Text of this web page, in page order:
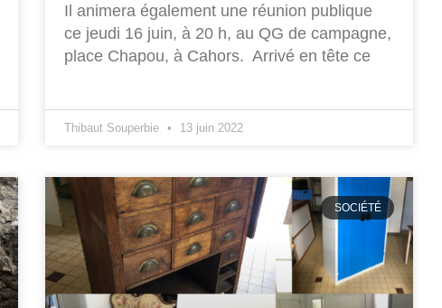
Il animera également une réunion publique
ce jeudi 16 juin, à 20 h, au QG de campagne,
place Chapou, à Cahors. Arrivé en tête ce
Thibaut Souperbie 13 juin 2022
SOCIÉTÉ